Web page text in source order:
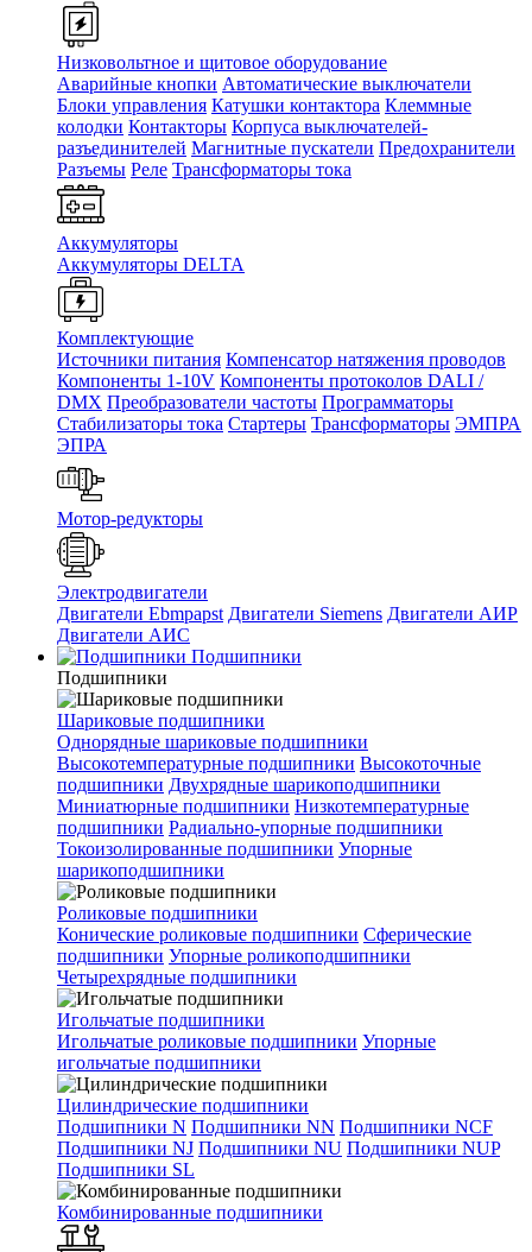
Низковольтное и щитовое оборудование
Аварийные кнопки Автоматические выключатели
Блоки управления Катушки контактора Клеммные
колодки Контакторы Корпуса выключателей-
разъединителей Магнитные пускатели Предохранители
Разъемы Реле Трансформаторы тока
Аккумуляторы
Аккумуляторы DELTA
Комплектующие
Источники питания Компенсатор натяжения проводов
Компоненты 1-10V Компоненты протоколов DALI /
DMX Преобразователи частоты Программаторы
Стабилизаторы тока Стартеры Трансформаторы ЭМПРА
ЭПРА
Мотор-редукторы
Электродвигатели
Двигатели Ebmpapst Двигатели Siemens Двигатели АИР
Двигатели АИС
Подшипники
Подшипники
Шариковые подшипники
Однорядные шариковые подшипники
Высокотемпературные подшипники Высокоточные
подшипники Двухрядные шарикоподшипники
Миниатюрные подшипники Низкотемпературные
подшипники Радиально-упорные подшипники
Токоизолированные подшипники Упорные
шарикоподшипники
Роликовые подшипники
Конические роликовые подшипники Сферические
подшипники Упорные роликоподшипники
Четырехрядные подшипники
Игольчатые подшипники
Игольчатые роликовые подшипники Упорные
игольчатые подшипники
Цилиндрические подшипники
Подшипники N Подшипники NN Подшипники NCF
Подшипники NJ Подшипники NU Подшипники NUP
Подшипники SL
Комбинированные подшипники